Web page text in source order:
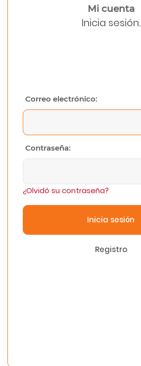
Mi cuenta
Inicia sesión.
Correo electrónico:
Contraseña:
¿Olvidó su contraseña?
Inicia sesión
Registro